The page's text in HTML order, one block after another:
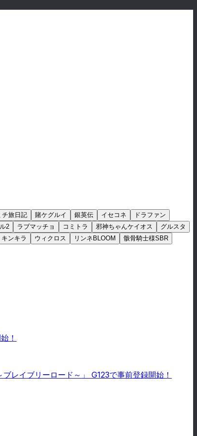
チ旅日記 賭ケグルイ 銀英伝 イセコネ
ドラファン
2 ラブマッチョ コミトラ 邪神ちゃんケイオス
グルスタ
キンキラ ウィクロス リンネBLOOM
骸骨騎士様SBR
！
レイブリーロード～」 G123で事前登録開始！